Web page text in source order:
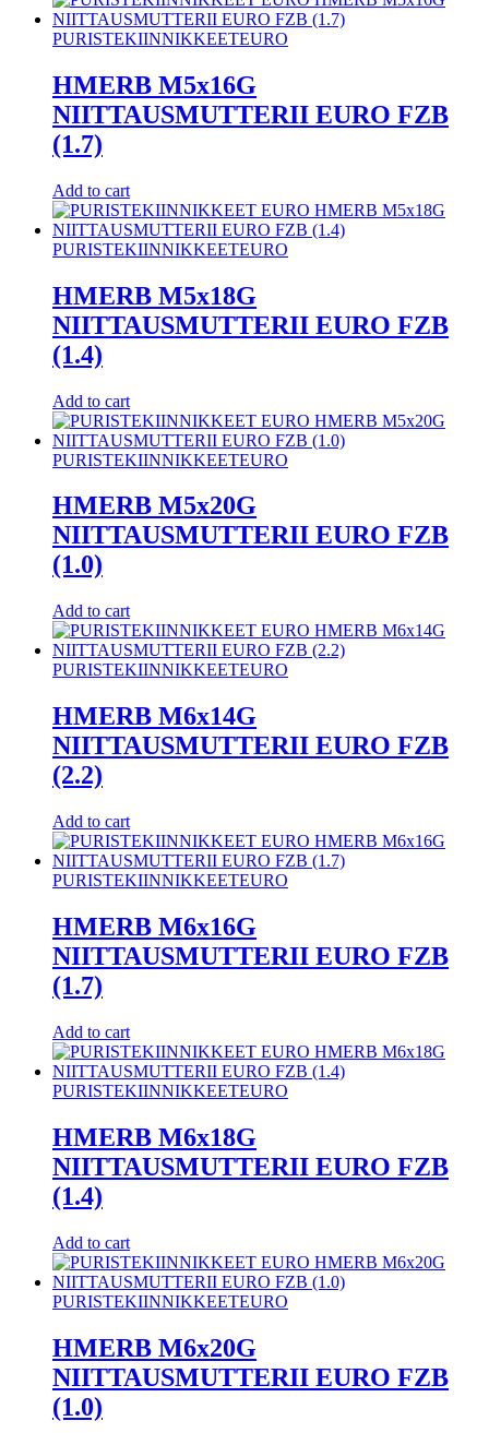
PURISTEKIINNIKKEETEURO
HMERB M5x16G
NIITTAUSMUTTERII EURO FZB
(1.7)
Add to cart
PURISTEKIINNIKKEETEURO
HMERB M5x18G
NIITTAUSMUTTERII EURO FZB
(1.4)
Add to cart
PURISTEKIINNIKKEETEURO
HMERB M5x20G
NIITTAUSMUTTERII EURO FZB
(1.0)
Add to cart
PURISTEKIINNIKKEETEURO
HMERB M6x14G
NIITTAUSMUTTERII EURO FZB
(2.2)
Add to cart
PURISTEKIINNIKKEETEURO
HMERB M6x16G
NIITTAUSMUTTERII EURO FZB
(1.7)
Add to cart
PURISTEKIINNIKKEETEURO
HMERB M6x18G
NIITTAUSMUTTERII EURO FZB
(1.4)
Add to cart
PURISTEKIINNIKKEETEURO
HMERB M6x20G
NIITTAUSMUTTERII EURO FZB
(1.0)